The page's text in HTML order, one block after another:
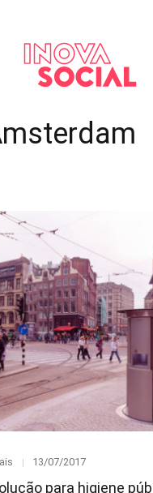
Posted
13/07/2017
para higiene